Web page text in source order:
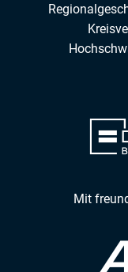
Mit